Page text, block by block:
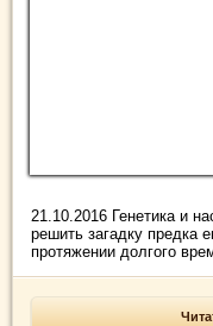
21.10.2016 Генетика и
решить загадку предка
протяжении долгого